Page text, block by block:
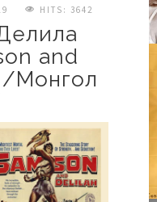
HITS: 3642
and
/Монгол